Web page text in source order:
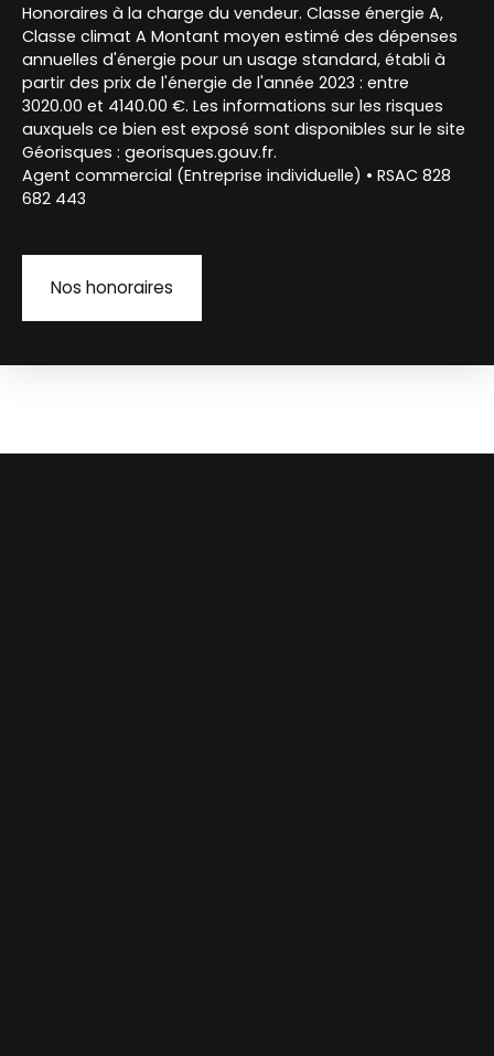
Honoraires à la charge du vendeur. Classe énergie A,
Classe climat A Montant moyen estimé des dépenses
annuelles d'énergie pour un usage standard, établi à
partir des prix de l'énergie de l'année 2023 : entre
3020.00 et 4140.00 €. Les informations sur les risques
auxquels ce bien est exposé sont disponibles sur le site
Géorisques : georisques.gouv.fr.
Agent commercial (Entreprise individuelle) • RSAC 828
682 443
Nos honoraires